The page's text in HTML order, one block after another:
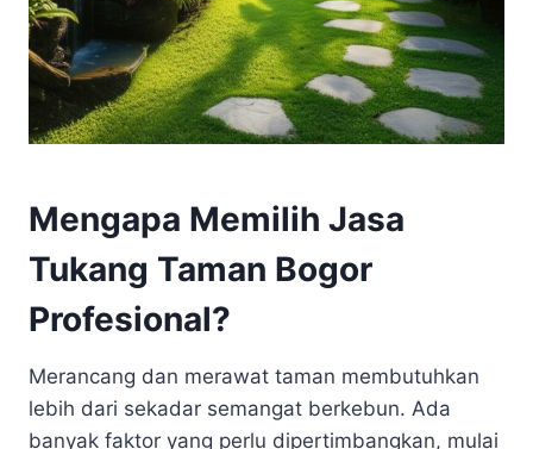
Mengapa Memilih Jasa
Tukang Taman Bogor
Profesional?
Merancang dan merawat taman membutuhkan
lebih dari sekadar semangat berkebun. Ada
banyak faktor yang perlu dipertimbangkan, mulai